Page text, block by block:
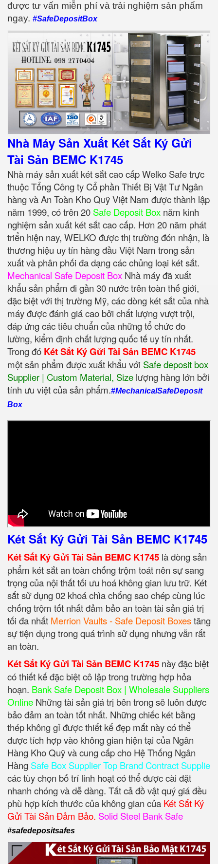
được tư vấn miễn phí và trải nghiệm sản phẩm
ngay. #SafeDepositBox
Nhà Máy Sản Xuất Két Sắt Ký Gửi
Tài Sản BEMC K1745
Nhà máy sản xuất két sắt cao cấp Welko Safe trực
thuộc Tổng Công ty Cổ phần Thiết Bị Vật Tư Ngân
hàng và An Toàn Kho Quỹ Việt Nam được thành lập
năm 1999, có trên 20 Safe Deposit Box năm kinh
nghiệm sản xuất két sắt cao cấp. Hơn 20 năm phát
triển hiện nay, WELKO được thị trường đón nhận, là
thương hiệu uy tín hàng đầu Việt Nam trong sản
xuất và phân phối đa dạng các chủng loại két sắt.
Mechanical Safe Deposit Box Nhà máy đã xuất
khẩu sản phẩm đi gần 30 nước trên toàn thế giới,
đặc biệt với thị trường Mỹ, các dòng két sắt của nhà
máy được đánh giá cao bởi chất lượng vượt trội,
đáp ứng các tiêu chuẩn của những tổ chức đo
lường, kiểm định chất lượng quốc tế uy tín nhất.
Trong đó Két Sắt Ký Gửi Tài Sản BEMC K1745
một sản phẩm được xuất khẩu với Safe deposit box
Supplier | Custom Material, Size ‎ lượng hàng lớn bởi
tính ưu việt của sản phẩm.#MechanicalSafeDeposit
Box
Két Sắt Ký Gửi Tài Sản BEMC K1745
Két Sắt Ký Gửi Tài Sản BEMC K1745 là dòng sản
phẩm két sắt an toàn chống trộm toát nên sự sang
trọng của nội thất tối ưu hoá không gian lưu trữ. Két
sắt sử dụng 02 khoá chìa chống sao chép cùng lúc
chống trộm tốt nhất đảm bảo an toàn tài sản giá trị
tối đa nhất Merrion Vaults - Safe Deposit Boxestăng
sự tiện dụng trong quá trình sử dụng nhưng vẫn rất
an toàn.
Két Sắt Ký Gửi Tài Sản BEMC K1745 này đặc biệt
có thiết kế đặc biệt cô lập trong trường hợp hỏa
hoạn. Bank Safe Deposit Box | Wholesale Suppliers
Online Những tài sản giá trị bên trong sẽ luôn được
bảo đảm an toàn tốt nhất. Những chiếc két bằng
thép không gỉ được thiết kế đẹp mắt này có thể
được tích hợp vào không gian hiện tại của Ngân
Hàng Kho Quỹ và cung cấp cho Hệ Thống Ngân
Hàng Safe Box Supplier Top Brand Contract Supplie
các tùy chọn bố trí linh hoạt có thể được cài đặt
nhanh chóng và dễ dàng. Tất cả đồ vật quý giá đều
phù hợp kích thước của không gian của Két Sắt Ký
Gửi Tài Sản Đảm Bảo. Solid Steel Bank Safe
#safedepositsafes